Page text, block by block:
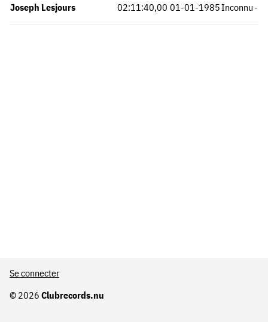
Joseph Lesjours Inconnu
02:11:40,00 -
01-01-1985
© 2026 Clubrecords.nu
Se connecter